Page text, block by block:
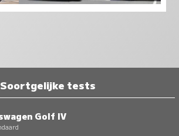
Soortgelijke tests
Golf IV